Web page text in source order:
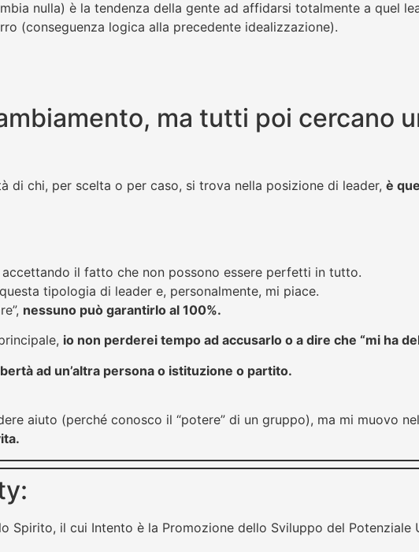
nulla) è la tendenza della gente ad affidarsi totalmente a quel
(conseguenza logica alla precedente idealizzazione).
ma tutti poi cercano
di chi, per scelta o per caso, si trova nella posizione di leader, è
il fatto che non possono essere perfetti in tutto.
tipologia di leader e, personalmente, mi piace.
nessuno può garantirlo al 100%.
io non perderei tempo ad accusarlo o a dire che “mi ha
ad un’altra persona o istituzione o partito.
aiuto (perché conosco il “potere” di un gruppo), ma mi muovo
Spirito, il cui Intento è la Promozione dello Sviluppo del Potenziale